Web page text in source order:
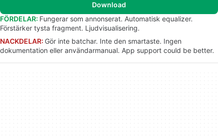
Download
FÖRDELAR: Fungerar som annonserat. Automatisk equalizer.
Förstärker tysta fragment. Ljudvisualisering.
NACKDELAR: Gör inte batchar. Inte den smartaste. Ingen
dokumentation eller användarmanual. App support could be better.